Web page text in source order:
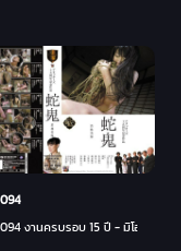
งานครบรอบ 15 ปี - มิโฮะ วากา